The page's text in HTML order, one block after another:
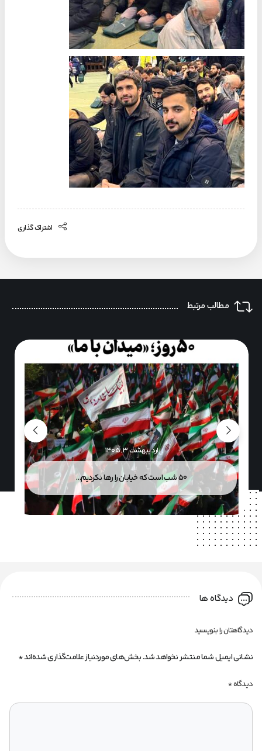
اشتراک گذاری
مطالب مرتبط
اردیبهشت ۳, ۱۴۰۵
۵۰ شب است که خیابان را رها نکردیم…
دیدگاه ها
دیدگاهتان را بنویسید
نشانی ایمیل شما منتشر نخواهد شد.بخش‌های موردنیاز علامت‌گذاری شده‌اند*
دیدگاه*